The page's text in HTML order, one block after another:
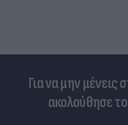
Για να μην μένεις
ακολούθησε